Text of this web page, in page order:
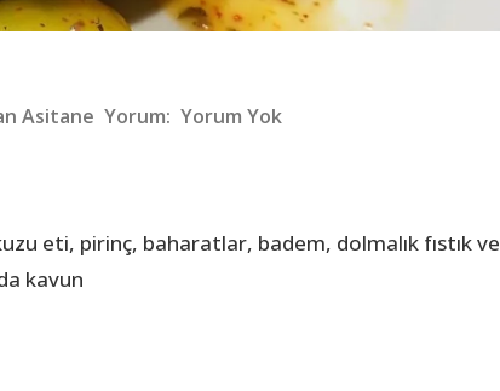
Asitane Yorum: Yorum Yok
eti, pirinç, baharatlar, badem, dolmalık fıstık ve
kavun